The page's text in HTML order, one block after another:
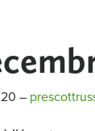
–